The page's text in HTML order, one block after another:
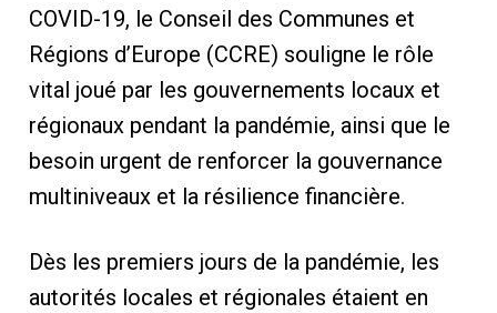
COVID-19, le Conseil des Communes et
Régions d’Europe (CCRE) souligne le rôle
vital joué par les gouvernements locaux et
régionaux pendant la pandémie, ainsi que le
besoin urgent de renforcer la gouvernance
multiniveaux et la résilience financière.
Dès les premiers jours de la pandémie, les
autorités locales et régionales étaient en